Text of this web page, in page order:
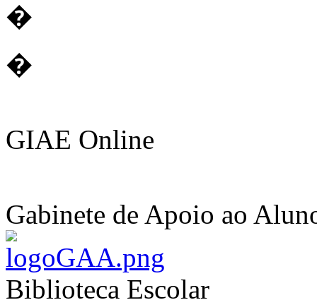
�
�
GIAE Online
Gabinete de Apoio ao
Biblioteca Escolar